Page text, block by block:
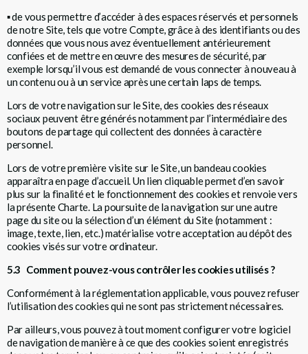
▪de vous permettre d’accéder à des espaces réservés et personnels
de notre Site, tels que votre Compte, grâce à des identifiants ou des
données que vous nous avez éventuellement antérieurement
confiées et de mettre en œuvre des mesures de sécurité, par
exemple lorsqu’il vous est demandé de vous connecter à nouveau à
un contenu ou à un service après une certain laps de temps.
Lors de votre navigation sur le Site, des cookies des réseaux
sociaux peuvent être générés notamment par l’intermédiaire des
boutons de partage qui collectent des données à caractère
personnel.
Lors de votre première visite sur le Site, un bandeau cookies
apparaîtra en page d’accueil. Un lien cliquable permet d’en savoir
plus sur la finalité et le fonctionnement des cookies et renvoie vers
la présente Charte. La poursuite de la navigation sur une autre
page du site ou la sélection d’un élément du Site (notamment :
image, texte, lien, etc.) matérialise votre acceptation au dépôt des
cookies visés sur votre ordinateur.
5.3 Comment pouvez-vous contrôler les cookies utilisés ?
Conformément à la réglementation applicable, vous pouvez refuser
l’utilisation des cookies qui ne sont pas strictement nécessaires.
Par ailleurs, vous pouvez à tout moment configurer votre logiciel
de navigation de manière à ce que des cookies soient enregistrés